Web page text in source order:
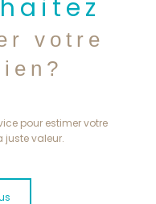
votre
pour estimer votre
juste valeur.